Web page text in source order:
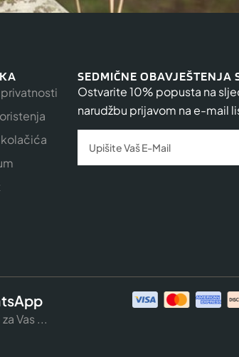
SEDMIČNE OBAVJEŠTENJA
Ostvarite 10% popusta na
narudžbu prijavom na e-mail
Vas ...